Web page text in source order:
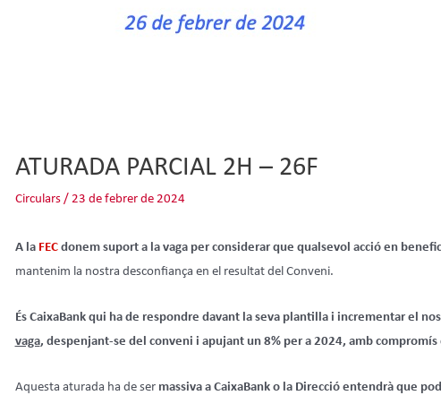
ATURADA PARCIAL 2H – 26F
Circulars/ 23 de febrer de 2024
A la FEC donem suport a la vaga per considerar que qualsevol acció en
mantenim la nostra desconfiança en el resultat del Conveni.
És CaixaBank qui ha de respondre davant la seva plantilla i incrementar el
vaga, despenjant-se del conveni i apujant un 8% per a 2024, amb
Aquesta aturada ha de ser massiva a CaixaBank o la Direcció entendrà que